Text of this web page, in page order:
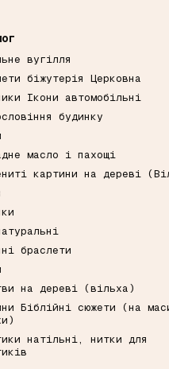
вугілля
біжутерія Церковна
Ікони автомобільні
будинку
масло і пахощі
картини на дереві
браслети
на дереві (вільха)
Біблійні сюжети (на
натільні, нитки для